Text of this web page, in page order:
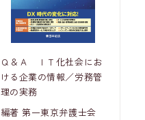
Ｑ＆Ａ ＩＴ化社会にお
ける企業の情報／労務管
理の実務
編著 第一東京弁護士会